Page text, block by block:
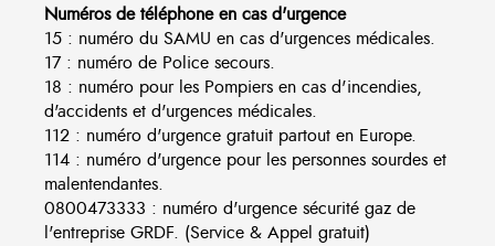
Numéros de téléphone en cas d'urgence
15 : numéro du SAMU en cas d'urgences médicales.
17 : numéro de Police secours.
18 : numéro pour les Pompiers en cas d'incendies,
d'accidents et d'urgences médicales.
112 : numéro d'urgence gratuit partout en Europe.
114 : numéro d'urgence pour les personnes sourdes et
malentendantes.
0800473333 : numéro d'urgence sécurité gaz de
l'entreprise GRDF. (Service & Appel gratuit)